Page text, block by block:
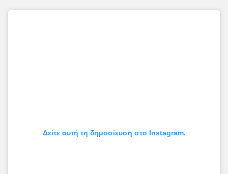
Δείτε αυτή τη δημοσίευση στο Instagram.